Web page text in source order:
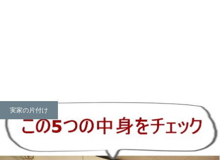
実家の片付け